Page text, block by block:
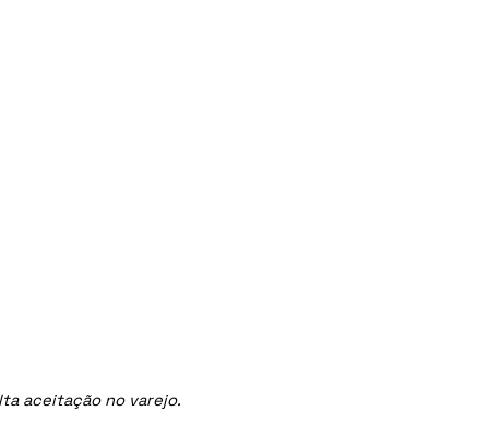
aceitação no varejo.